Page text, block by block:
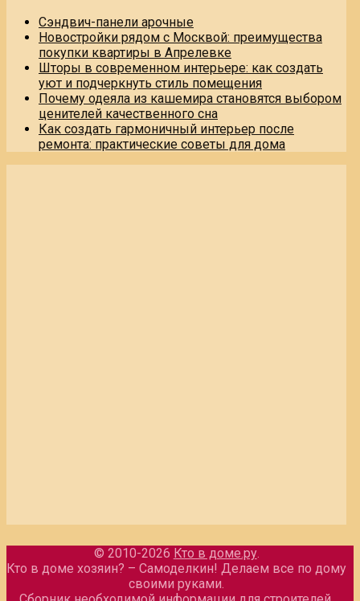
Сэндвич-панели арочные
Новостройки рядом с Москвой: преимущества
покупки квартиры в Апрелевке
Шторы в современном интерьере: как создать
уют и подчеркнуть стиль помещения
Почему одеяла из кашемира становятся выбором
ценителей качественного сна
Как создать гармоничный интерьер после
ремонта: практические советы для дома
© 2010-2026 Кто в доме.ру.
Кто в доме хозяин? – Самоделкин! Делаем все по дому
своими руками.